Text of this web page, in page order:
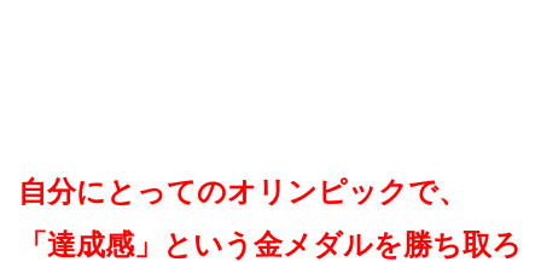
自分にとってのオリンピックで、
「達成感」という金メダルを勝ち取ろ